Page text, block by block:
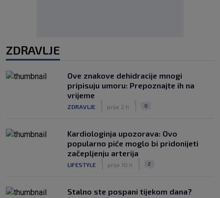
ZDRAVLJE
Ove znakove dehidracije mnogi
pripisuju umoru: Prepoznajte ih na
vrijeme
ZDRAVLJE prije 2 h 0
Kardiologinja upozorava: Ovo
popularno piće moglo bi pridonijeti
začepljenju arterija
LIFESTYLE prije 10 h 2
Stalno ste pospani tijekom dana?